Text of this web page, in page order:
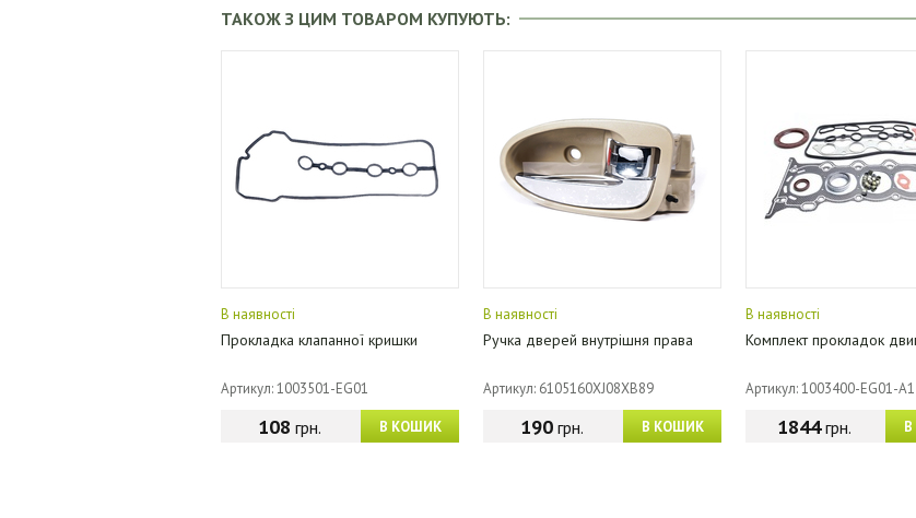
ТАКОЖ З ЦИМ ТОВАРОМ КУПУЮТЬ:
В наявності
Прокладка клапанної кришки
Артикул: 1003501-EG01
В КОШИК
108 грн.
В наявності
Ручка дверей внутрішня права
Артикул: 6105160XJ08XB89
В КОШИК
190грн.
В наявності
Комплект прокладок
Артикул: 1003400-EG01-A1
1844грн.